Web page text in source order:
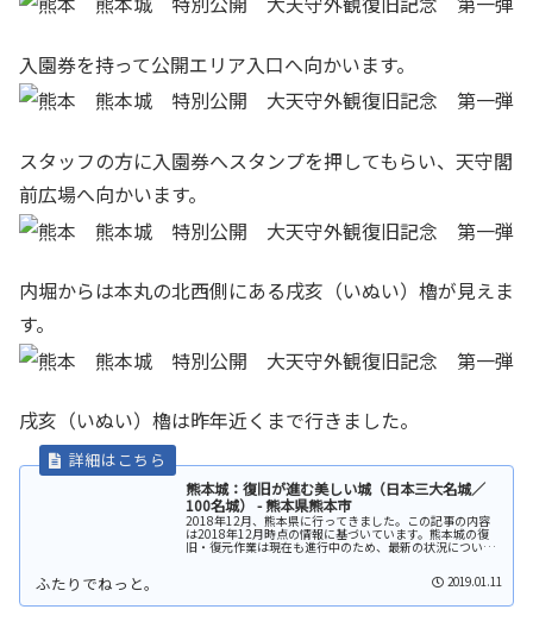
入園券を持って公開エリア入口へ向かいます。
スタッフの方に入園券へスタンプを押してもらい、天守閣
前広場へ向かいます。
内堀からは本丸の北西側にある戌亥（いぬい）櫓が見えま
す。
戌亥（いぬい）櫓は昨年近くまで行きました。
熊本城：復旧が進む美しい城（日本三大名城／
100名城） - 熊本県熊本市
2018年12月、熊本県に行ってきました。この記事の内容
は2018年12月時点の情報に基づいています。熊本城の復
旧・復元作業は現在も進行中のため、最新の状況について
2019.01.11